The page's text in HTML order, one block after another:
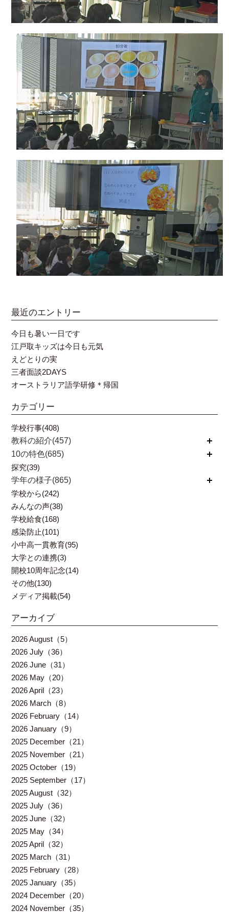
最近のエントリー
今日も暑い一日です
江戸取キッズは今日も元気
えどとりの実
三者面談2DAYS
オーストラリア語学研修＊帰国
カテゴリー
学校行事(408)
教科の紹介(457)
開く
10の特色(685)
開く
探究(39)
学年の様子(865)
開く
学校から(242)
みんなの声(38)
学校給食(168)
感染防止(101)
小中高一貫教育(95)
大学との連携(3)
開校10周年記念(14)
その他(130)
メディア掲載(54)
アーカイブ
2026 August（5）
2026 July（36）
2026 June（31）
2026 May（20）
2026 April（23）
2026 March（8）
2026 February（14）
2026 January（9）
2025 December（21）
2025 November（21）
2025 October（19）
2025 September（17）
2025 August（32）
2025 July（36）
2025 June（32）
2025 May（34）
2025 April（32）
2025 March（31）
2025 February（28）
2025 January（35）
2024 December（20）
2024 November（35）